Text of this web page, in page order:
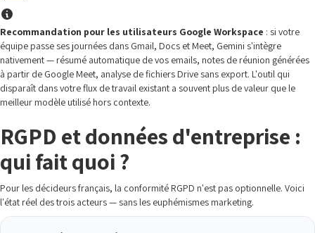
Recommandation pour les utilisateurs Google Workspace : si votre
équipe passe ses journées dans Gmail, Docs et Meet, Gemini s'intègre
nativement — résumé automatique de vos emails, notes de réunion générées
à partir de Google Meet, analyse de fichiers Drive sans export. L'outil qui
disparaît dans votre flux de travail existant a souvent plus de valeur que le
meilleur modèle utilisé hors contexte.
RGPD et données d'entreprise :
qui fait quoi ?
Pour les décideurs français, la conformité RGPD n'est pas optionnelle. Voici
l'état réel des trois acteurs — sans les euphémismes marketing.